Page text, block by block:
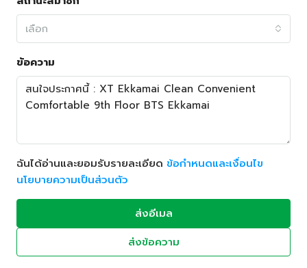
เลือก
ข้อความ
ฉันได้อ่านและยอมรับรายละเอียด ข้อกำหนดและเงื่อนไข
นโยบายความเป็นส่วนตัว
ส่งอีเมล
ส่งข้อความ